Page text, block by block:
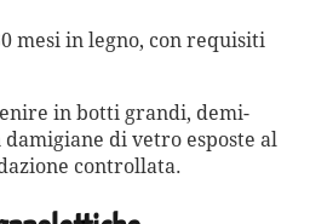
mesi in legno, con requisiti
in botti grandi, demi-
di vetro esposte al
controllata.